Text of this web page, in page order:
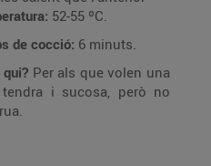
52-55 ºC.
de cocció: 6 minuts.
qui? Per als que volen una
i sucosa, però no